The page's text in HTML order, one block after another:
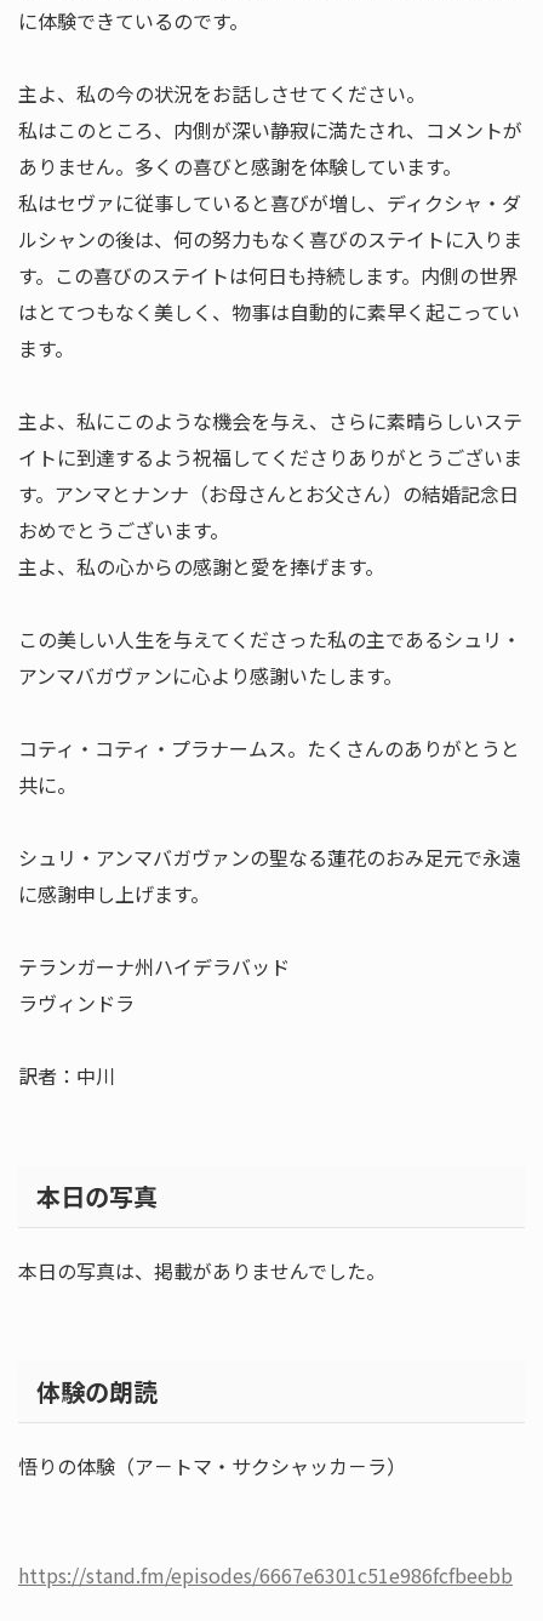
に体験できているのです。
主よ、私の今の状況をお話しさせてください。
私はこのところ、内側が深い静寂に満たされ、コメントが
ありません。多くの喜びと感謝を体験しています。
私はセヴァに従事していると喜びが増し、ディクシャ・ダ
ルシャンの後は、何の努力もなく喜びのステイトに入りま
す。この喜びのステイトは何日も持続します。内側の世界
はとてつもなく美しく、物事は自動的に素早く起こってい
ます。
主よ、私にこのような機会を与え、さらに素晴らしいステ
イトに到達するよう祝福してくださりありがとうございま
す。アンマとナンナ（お母さんとお父さん）の結婚記念日
おめでとうございます。
主よ、私の心からの感謝と愛を捧げます。
この美しい人生を与えてくださった私の主であるシュリ・
アンマバガヴァンに心より感謝いたします。
コティ・コティ・プラナームス。たくさんのありがとうと
共に。
シュリ・アンマバガヴァンの聖なる蓮花のおみ足元で永遠
に感謝申し上げます。
テランガーナ州ハイデラバッド
ラヴィンドラ
訳者：中川
本日の写真
本日の写真は、掲載がありませんでした。
体験の朗読
悟りの体験（ア－トマ・サクシャッカ－ラ）
https://stand.fm/episodes/6667e6301c51e986fcfbeebb